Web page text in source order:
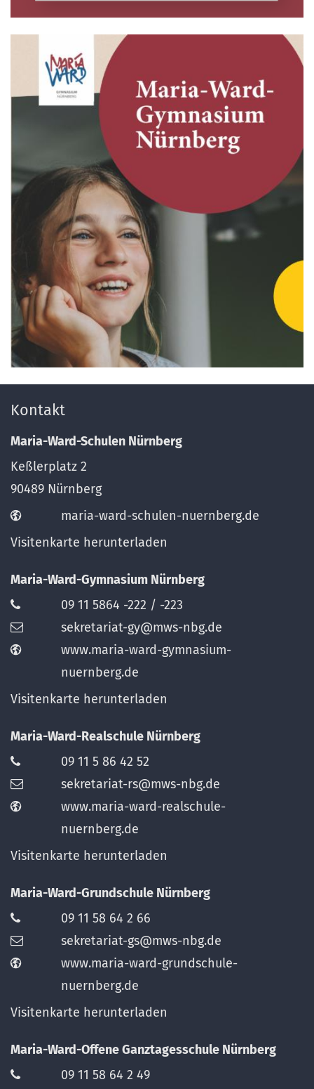
Kontakt
Maria-Ward-Schulen Nürnberg
Keßlerplatz 2
90489 Nürnberg
maria-ward-schulen-nuernberg.de
Visitenkarte herunterladen
Maria-Ward-Gymnasium Nürnberg
09 11 5864 -222 / -223
sekretariat-gy@mws-nbg.de
www.maria-ward-gymnasium-
nuernberg.de
Visitenkarte herunterladen
Maria-Ward-Realschule Nürnberg
09 11 5 86 42 52
sekretariat-rs@mws-nbg.de
www.maria-ward-realschule-
nuernberg.de
Visitenkarte herunterladen
Maria-Ward-Grundschule Nürnberg
09 11 58 64 2 66
sekretariat-gs@mws-nbg.de
www.maria-ward-grundschule-
nuernberg.de
Visitenkarte herunterladen
Maria-Ward-Offene Ganztagesschule Nürnberg
09 11 58 64 2 49